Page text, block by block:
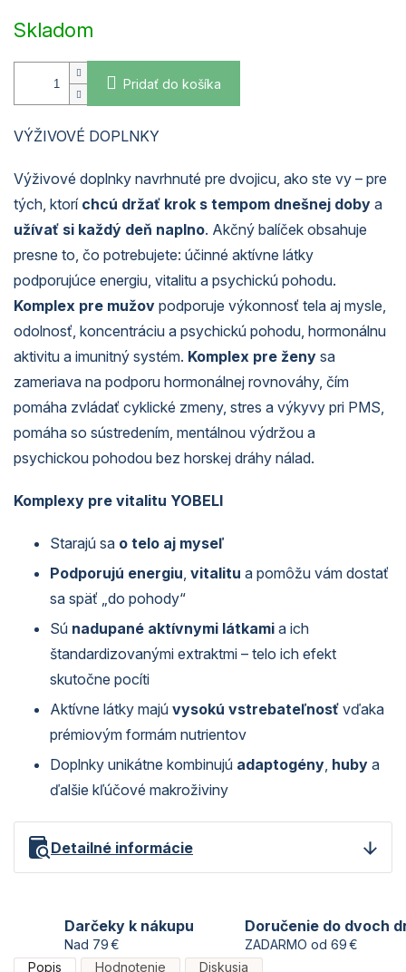
cena:
Skladom
Pridať do košíka
VÝŽIVOVÉ DOPLNKY
Výživové doplnky navrhnuté pre dvojicu, ako ste vy – pre
tých, ktorí chcú držať krok s tempom dnešnej doby a
užívať si každý deň naplno. Akčný balíček obsahuje
presne to, čo potrebujete: účinné aktívne látky
podporujúce energiu, vitalitu a psychickú pohodu.
Komplex pre mužov podporuje výkonnosť tela aj mysle,
odolnosť, koncentráciu a psychickú pohodu, hormonálnu
aktivitu a imunitný systém. Komplex pre ženy sa
zameriava na podporu hormonálnej rovnováhy, čím
pomáha zvládať cyklické zmeny, stres a výkyvy pri PMS,
pomáha so sústredením, mentálnou výdržou a
psychickou pohodou bez horskej dráhy nálad.
Komplexy pre vitalitu YOBELI
Starajú sa o telo aj myseľ
Podporujú energiu, vitalitu a pomôžu vám dostať
sa späť „do pohody“
Sú nadupané aktívnymi látkami a ich
štandardizovanými extraktmi – telo ich efekt
skutočne pocíti
Aktívne látky majú vysokú vstrebateľnosť vďaka
prémiovým formám nutrientov
Doplnky unikátne kombinujú adaptogény, huby a
ďalšie kľúčové makroživiny
Detailné informácie
Darčeky k nákupu
Nad 79 €
Doručenie do dvoch
ZADARMO od 69 €
Popis
Hodnotenie Diskusia